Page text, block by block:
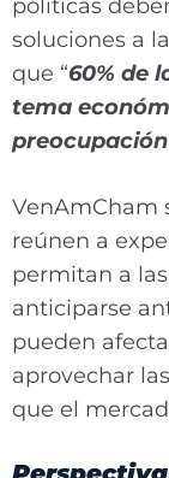
políticas
soluciones a
que “60% de
tema
VenAmCham
reúnen a
permitan a
anticiparse
pueden
aprovechar
que el